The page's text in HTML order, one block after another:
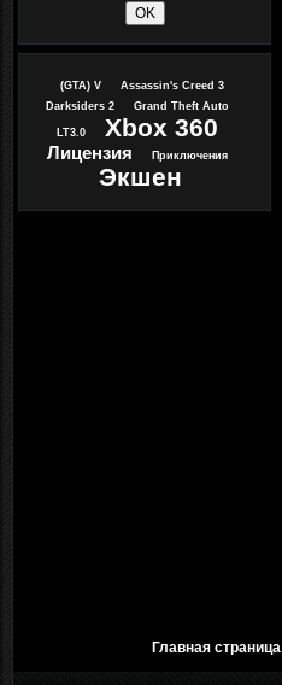
(GTA) V
Assassin's Creed 3
Darksiders 2
Grand Theft Auto
LT3.0 Xbox 360
Лицензия Приключения
Экшен
Главная страница